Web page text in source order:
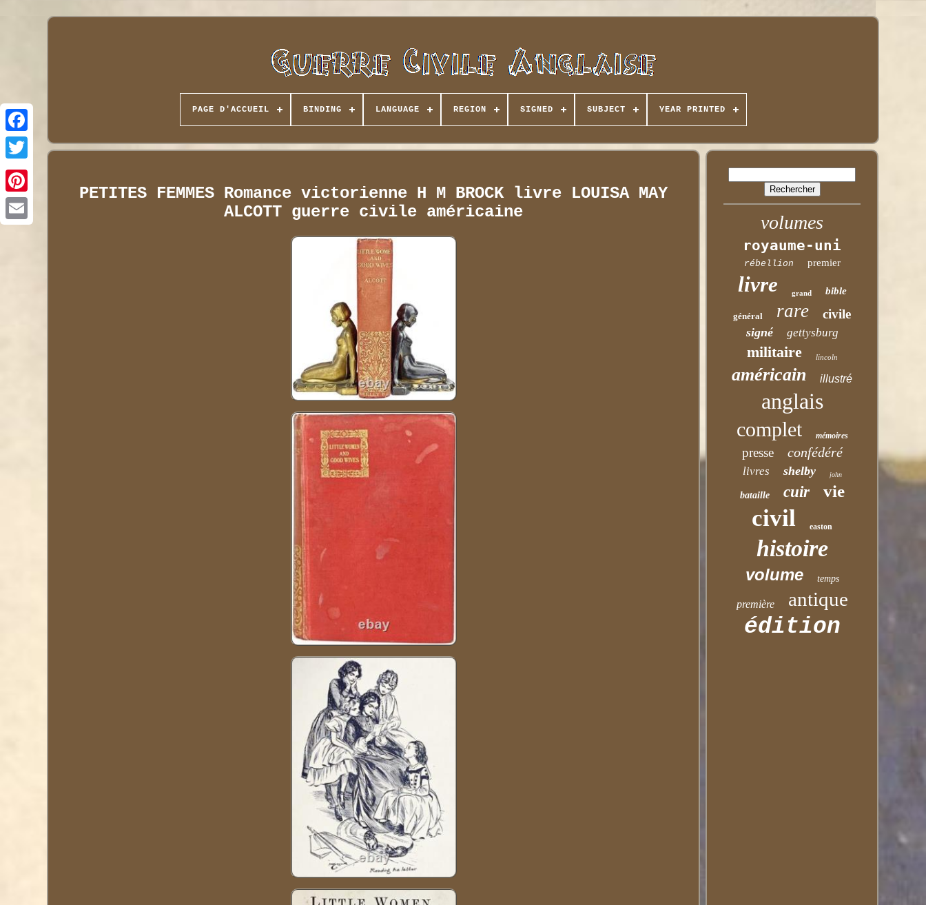
PAGE D'ACCUEIL BINDING LANGUAGE REGION SIGNED SUBJECT YEAR PRINTED
PETITES FEMMES Romance victorienne H M BROCK livre LOUISA MAY
ALCOTT guerre civile américaine
volumes
royaume-uni
rébellion premier
livre grand bible
général rare civile
signé gettysburg
militaire lincoln
américain illustré
anglais
complet mémoires
presse confédéré
livres shelby john
bataille cuir vie
civil easton
histoire
volume temps
première antique
édition